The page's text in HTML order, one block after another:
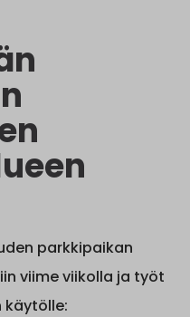
parkkipaikan
viime viikolla ja työt